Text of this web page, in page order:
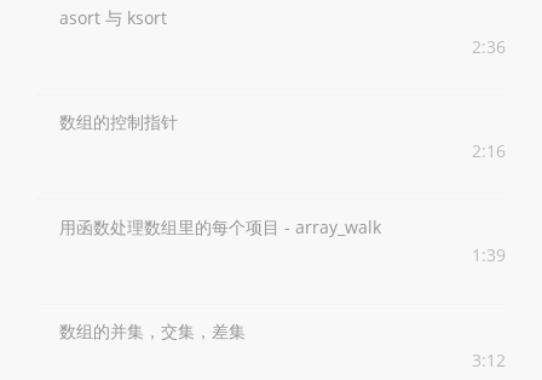
asort 与 ksort
2:36
数组的控制指针
2:16
用函数处理数组里的每个项目 - array_walk
1:39
数组的并集，交集，差集
3:12